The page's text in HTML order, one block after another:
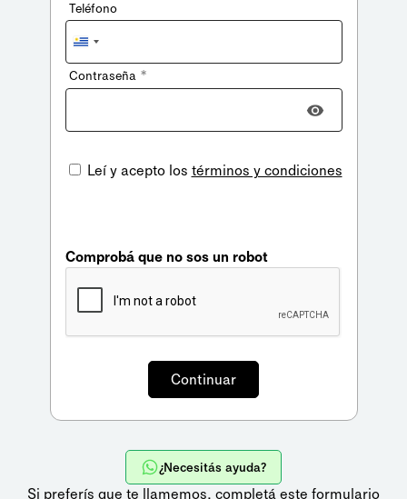
Teléfono
Uruguay
+598
Contraseña *
Leí y acepto los términos y condiciones
Comprobá que no sos un robot
¿Necesitás ayuda?
Si preferís que te llamemos, completá este formulario